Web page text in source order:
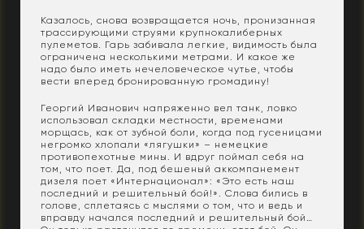
Казалось, снова возвращается ночь, пронизанная
трассирующими струями крупнокалиберных
пулеметов. Гарь забивала легкие, видимость была
ограничена несколькими метрами. И какое же
надо было иметь нечеловеческое чутье, чтобы
вести вперед бронированную громадину!
Георгий Иванович напряженно вел танк, ловко
использовал складки местности, временами
морщась, как от зубной боли, когда под гусеницами
негромко хлопали «лягушки» – немецкие
противопехотные мины. И вдруг поймал себя на
том, что поет. Да, под бешеный аккомпанемент
дизеля поет «Интернационал»: «Это есть наш
последний и решительный бой!». Слова бились в
голове, сплетаясь с мыслями о том, что и ведь и
вправду начался последний и решительный бой…